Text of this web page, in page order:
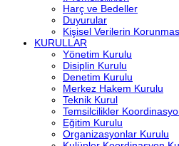
Harç ve Bedeller
Duyurular
Kişisel Verilerin
KURULLAR
Yönetim Kurulu
Disiplin Kurulu
Denetim Kurulu
Merkez Hakem Kurulu
Teknik Kurul
Temsilcilikler
Eğitim Kurulu
Organizasyonlar Kurulu